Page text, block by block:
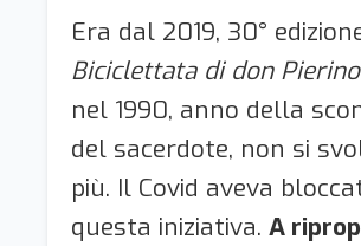
Era dal 2019, 30°
Biciclettata di don Pierino
nel 1990, anno della
del sacerdote, non si
più. Il Covid aveva
questa iniziativa. A